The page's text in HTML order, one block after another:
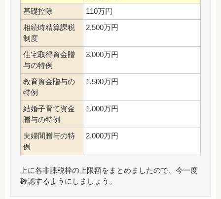
基礎控除
110万円
相続時精算課税
制度
2,500万円
住宅取得資金贈
与の特例
3,000万円
教育資金贈与の
特例
1,500万円
結婚子育て資金
贈与の特例
1,000万円
夫婦間贈与の特
例
2,000万円
上に各非課税枠の上限額をまとめましたので、今一度
確認するようにしましょう。